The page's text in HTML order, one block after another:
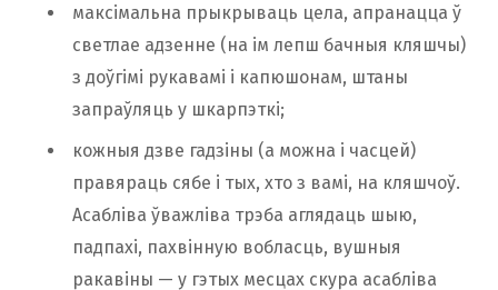
максімальна прыкрываць цела, апранацца ў
светлае адзенне (на ім лепш бачныя кляшчы)
з доўгімі рукавамі і капюшонам, штаны
запраўляць у шкарпэткі;
кожныя дзве гадзіны (а можна і часцей)
правяраць сябе і тых, хто з вамі, на кляшчоў.
Асабліва ўважліва трэба аглядаць шыю,
падпахі, пахвінную вобласць, вушныя
ракавіны — у гэтых месцах скура асабліва